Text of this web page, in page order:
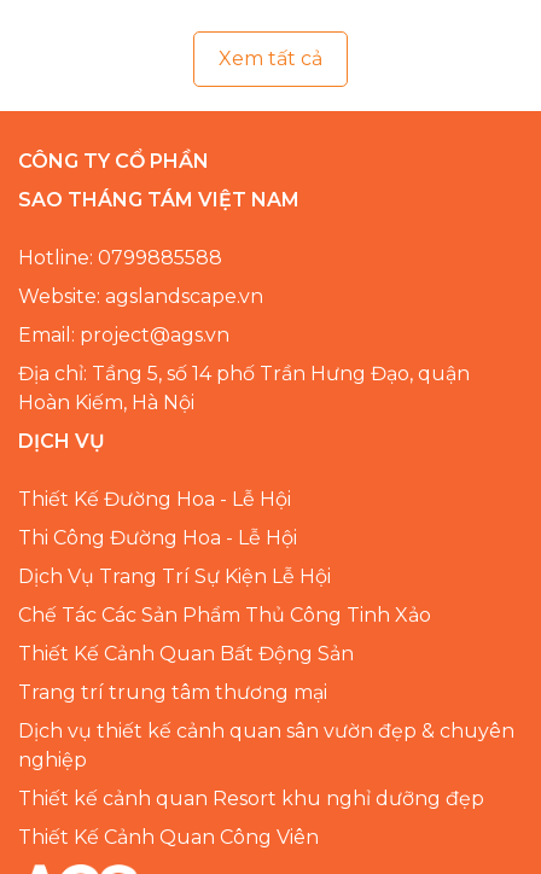
Xem tất cả
CÔNG TY CỔ PHẦN
SAO THÁNG TÁM VIỆT NAM
Hotline: 0799885588
Website: agslandscape.vn
Email: project@ags.vn
Địa chỉ: Tầng 5, số 14 phố Trần Hưng Đạo, quận
Hoàn Kiếm, Hà Nội
DỊCH VỤ
Thiết Kế Đường Hoa - Lễ Hội
Thi Công Đường Hoa - Lễ Hội
Dịch Vụ Trang Trí Sự Kiện Lễ Hội
Chế Tác Các Sản Phẩm Thủ Công Tinh Xảo
Thiết Kế Cảnh Quan Bất Động Sản
Trang trí trung tâm thương mại
Dịch vụ thiết kế cảnh quan sân vườn đẹp & chuyên
nghiệp
Thiết kế cảnh quan Resort khu nghỉ dưỡng đẹp
Thiết Kế Cảnh Quan Công Viên